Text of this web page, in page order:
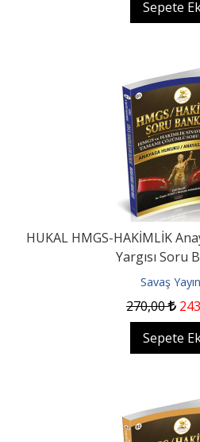
Sepete
HUKAL HMGS-HAKİMLİK
Yargısı Soru
Savaş
270,00 243
Sepete